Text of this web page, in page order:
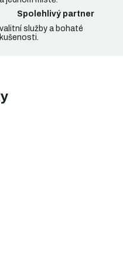
Spolehlivý partner
služby a bohaté